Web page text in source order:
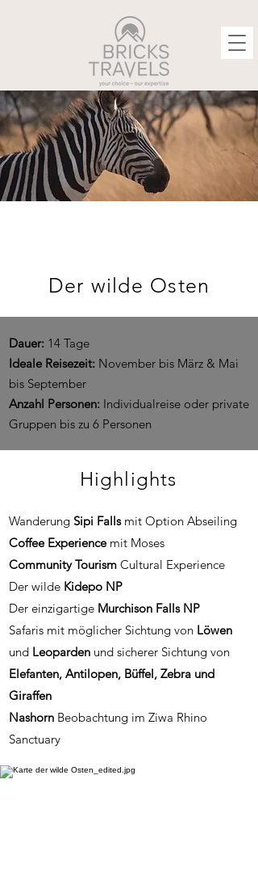
Der wilde Osten
Dauer: 14 Tage
Ideale Reisezeit: November bis März & Mai
bis September
Anzahl Personen: Individualreise oder private
Gruppen bis zu 6 Personen
Wanderung Sipi Fallsmit Option Abseiling
Coffee Experiencemit Moses
Community Tourism Cultural Experience
Der wilde Kidepo NP
Der einzigartige Murchison Falls NP
Safaris mit möglicher Sichtung von Löwen
und Leoparden und sicherer Sichtung von
Elefanten, Antilopen, Büffel, Zebra und
Giraffen
Nashorn Beobachtung im Ziwa Rhino
Sanctuary
Highlights